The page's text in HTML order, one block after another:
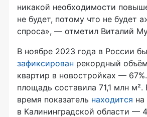
никакой необходимости
не будет, потому что не будет
спроса», — отметил Виталий
В ноябре 2023 года в России
зафиксирован рекордный
квартир в новостройках —
площадь составила 71,1 млн
время показатель находится на
в Калининградской области —